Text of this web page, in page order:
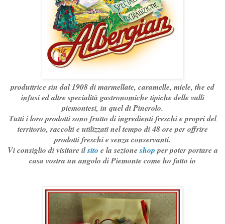
produttrice sin dal 1908 di marmellate, caramelle, miele, the ed
infusi ed altre specialità gastronomiche tipiche delle valli
piemontesi, in quel di Pinerolo.
Tutti i loro prodotti sono frutto di ingredienti freschi e propri del
territorio, raccolti e utilizzati nel tempo di 48 ore per offrire
prodotti freschi e senza conservanti.
Vi consiglio di visitare ilsito e la sezioneshopper poter portare a
casa vostra un angolo di Piemonte come ho fatto io